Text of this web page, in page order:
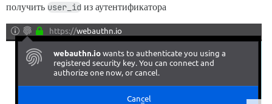
получить user_id из аутентификатора